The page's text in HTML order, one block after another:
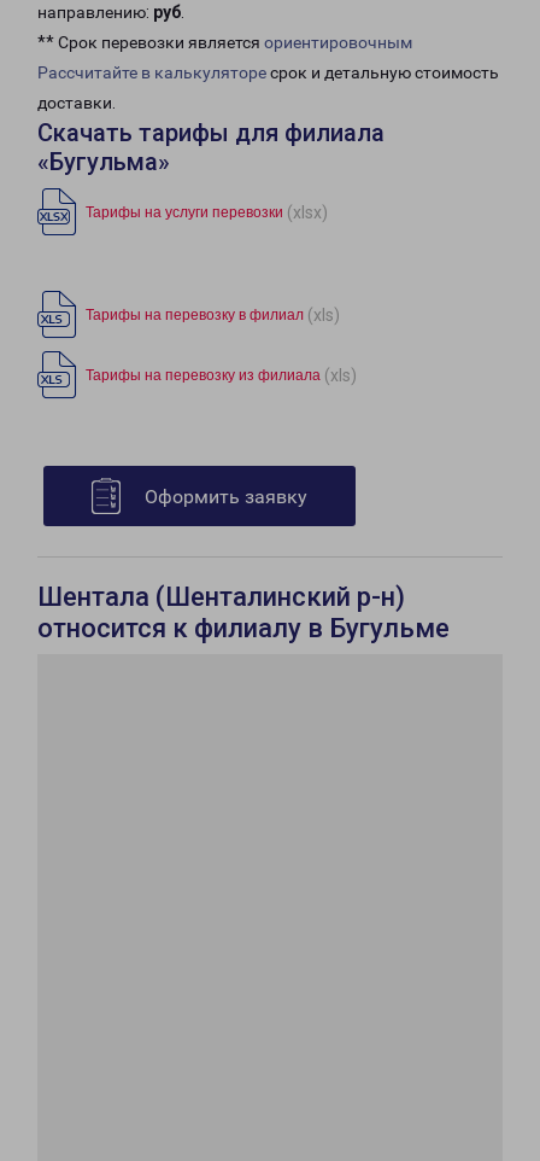
направлению: руб.
** Срок перевозки является ориентировочным
Рассчитайте в калькуляторесрок и детальную стоимость
доставки.
Скачать тарифы для филиала
«Бугульма»
Тарифы на услуги перевозки (xlsx)
Тарифы на перевозку в филиал (xls)
Тарифы на перевозку из филиала (xls)
Оформить заявку
Шентала (Шенталинский р-н)
относится к филиалу в Бугульме